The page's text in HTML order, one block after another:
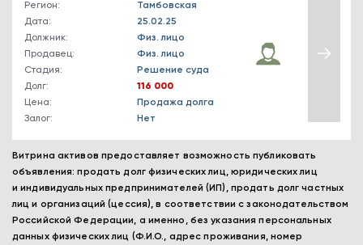
Регион:
Тамбовская
Дата:
25.02.25
Должник:
Физ. лицо
Продавец:
Физ. лицо
Стадия:
Решение суда
Долг:
116 000
Цена:
Продажа долга
Залог:
Нет
Витрина активов предоставляет возможность публиковать
объявления: продать долг физических лиц, юридических лиц
и индивидуальных предпринимателей (ИП), продать долг частных
лиц и организаций (цессия), в соответствии с законодательством
Российской Федерации, а именно, без указания персональных
данных физических лиц (Ф.И.О., адрес проживания, номер